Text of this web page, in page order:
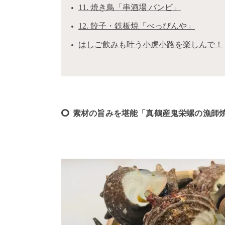
11. 焼き鳥「串酒場 バンビ」
12. 餃子・鉄板焼「べっぴんや」
はしご飲みも叶う小虎小路を楽しんで！
素材の旨みを堪能「真鶴産鬼栄螺の漁師